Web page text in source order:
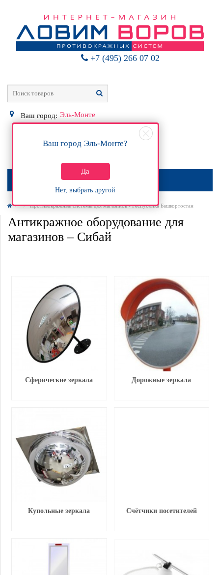
+7 (495) 266 07 02
Ваш город: Эль-Монте
Ваш город Эль-Монте?
Да
Нет, выбрать другой
0Р
МЕНЮ
Противокражные системы для магазинов - Республика Башкортостан
Антикражное оборудование для
магазинов – Сибай
Сферические зеркала Дорожные зеркала
Купольные зеркала Счётчики посетителей